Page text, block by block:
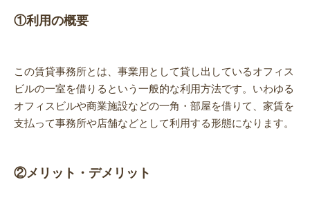
①利用の概要
この賃貸事務所とは、事業用として貸し出しているオフィス
ビルの一室を借りるという一般的な利用方法です。いわゆる
オフィスビルや商業施設などの一角・部屋を借りて、家賃を
支払って事務所や店舗などとして利用する形態になります。
②メリット・デメリット